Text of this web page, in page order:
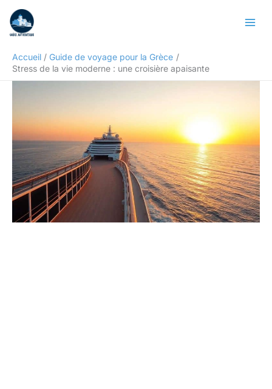
contenu
Accueil
Guide de voyage pour la Grèce
Stress de la vie moderne : une croisière apaisante
Rechercher